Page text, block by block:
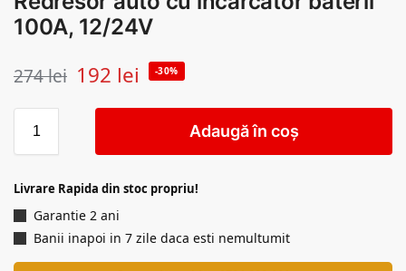
100A, 12/24V
274lei 192 lei -30%
Adaugă în coș
Livrare Rapida din stoc propriu!
Garantie 2 ani
Banii inapoi in 7 zile daca esti nemultumit